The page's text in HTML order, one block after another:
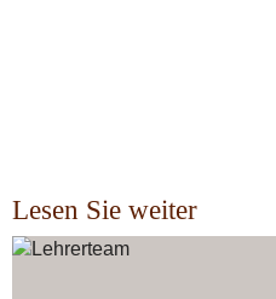
Lesen Sie weiter